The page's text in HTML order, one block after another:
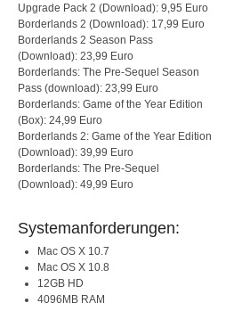
Upgrade Pack 2 (Download): 9,95 Euro
Borderlands 2 (Download): 17,99 Euro
Borderlands 2 Season Pass
(Download): 23,99 Euro
Borderlands: The Pre-Sequel Season
Pass (download): 23,99 Euro
Borderlands: Game of the Year Edition
(Box): 24,99 Euro
Borderlands 2: Game of the Year Edition
(Download): 39,99 Euro
Borderlands: The Pre-Sequel
(Download): 49,99 Euro
Systemanforderungen:
Mac OS X 10.7
Mac OS X 10.8
12GB HD
4096MB RAM